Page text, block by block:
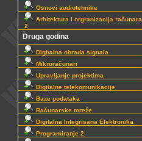
Osnovi audiotehnike
Arhitektura i orgranizacija računara
2
Druga godina
Digitalna obrada signala
Mikroračunari
Upravljanje projektima
Digitalne telekomunikacije
Baze podataka
Računarske mreže
Digitalna Integrisana Elektronika
Programiranje 2